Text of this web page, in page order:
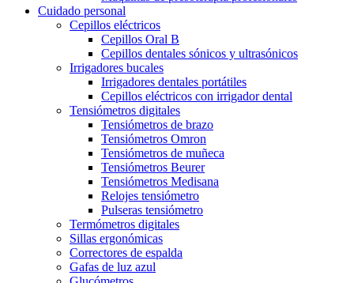
Cuidado personal
Cepillos eléctricos
Cepillos Oral B
Cepillos dentales sónicos y ultrasónicos
Irrigadores bucales
Irrigadores dentales portátiles
Cepillos eléctricos con irrigador dental
Tensiómetros digitales
Tensiómetros de brazo
Tensiómetros Omron
Tensiómetros de muñeca
Tensiómetros Beurer
Tensiómetros Medisana
Relojes tensiómetro
Pulseras tensiómetro
Termómetros digitales
Sillas ergonómicas
Correctores de espalda
Gafas de luz azul